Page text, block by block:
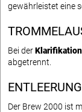
gewährleistet eine
Bei derKlarifikation
abgetrennt.
ENTLEERUNG
Der Brew 2000 ist